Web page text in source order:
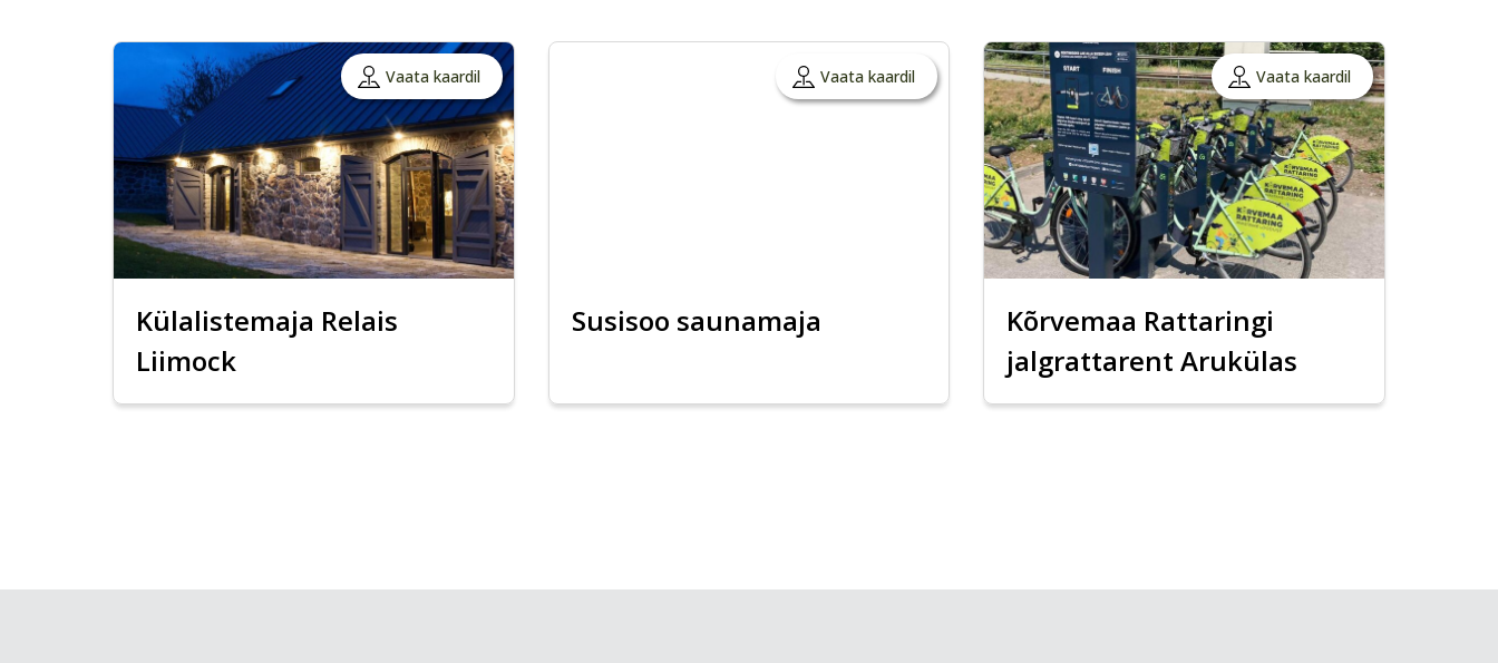
Vaata kaardil
Külalistemaja Relais
Liimock
Vaata kaardil
Susisoo saunamaja
Vaata kaardil
Kõrvemaa Rattaringi
jalgrattarent Arukülas